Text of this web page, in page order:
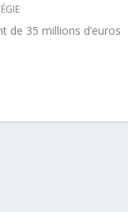
de 35 millions d’euros